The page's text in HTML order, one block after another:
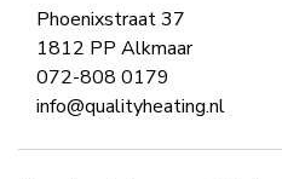
Phoenixstraat 37
1812 PP Alkmaar
072-808 0179
info@qualityheating.nl